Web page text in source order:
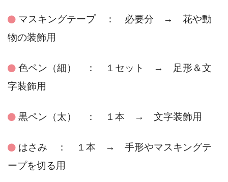
マスキングテープ ： 必要分 → 花や動
物の装飾用
色ペン（細） ： １セット → 足形＆文
字装飾用
黒ペン（太） ： １本 → 文字装飾用
はさみ ： １本 → 手形やマスキングテ
ープを切る用